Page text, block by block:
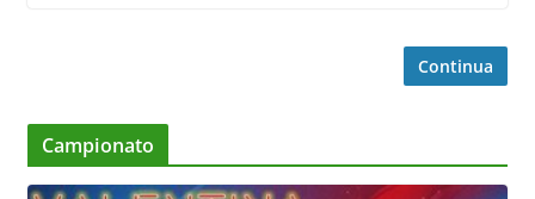
Continua
Campionato